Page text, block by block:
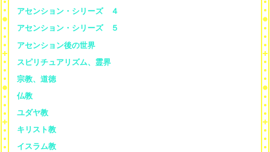
アセンション・シリーズ ４
アセンション・シリーズ ５
アセンション後の世界
スピリチュアリズム、霊界
宗教、道徳
仏教
ユダヤ教
キリスト教
イスラム教